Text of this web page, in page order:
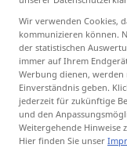
antippen)
Wir verwenden Cookies,
kommunizieren können.
der statistischen
immer auf Ihrem
Werbung dienen, werden
Einverständnis geben.
jederzeit für zukünftige
und den
Weitergehende Hinweise
Hier finden Sie unser